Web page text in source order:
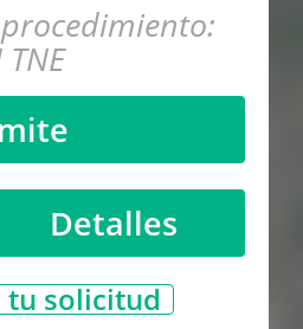
TNE
Detalles
tu solicitud